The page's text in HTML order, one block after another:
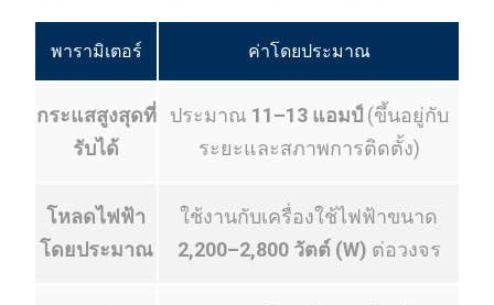
พารามิเตอร์ ค่าโดยประมาณ
กระแสสูงสุดที่
รับได้
ประมาณ 11–13 แอมป์(ขึ้นอยู่กับ
ระยะและสภาพการติดตั้ง)
โหลดไฟฟ้า
โดยประมาณ
ใช้งานกับเครื่องใช้ไฟฟ้าขนาด
2,200–2,800 วัตต์ (W) ต่อวงจร